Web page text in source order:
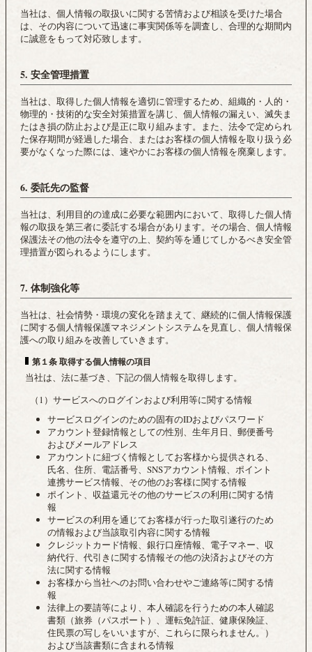
当社は、個人情報の取扱いに関する苦情および相談を受けた場合
は、その内容について迅速に事実関係等を調査し、合理的な期間内
に誠意をもって対応致します。
5. 安全管理措置
当社は、取得した個人情報を適切に管理するため、組織的・人的・
物理的・技術的な安全対策措置を講じ、個人情報の漏えい、滅失ま
たはき損の防止および是正に取り組みます。また、法令で定められ
た保存期間が経過した場合、またはお客様の個人情報を取り扱う必
要がなくなった際には、速やかにお客様の個人情報を廃棄します。
6. 委託先の監督
当社は、利用目的の達成に必要な範囲内において、取得した個人情
報の取扱を第三者に委託する場合があります。その場合、個人情報
保護法その他の法令を遵守の上、契約等を通じてしかるべき安全管
理措置が図られるようにします。
7. 体制強化等
当社は、社会情勢・環境の変化を踏まえて、継続的に個人情報保護
に関する個人情報保護マネジメントシステムを見直し、個人情報保
護への取り組みを改善していきます。
第１条 取得する個人情報の項目
当社は、法に基づき、下記の個人情報を取得します。
（1）サービスへのログインおよび利用等に関する情報
サービスログインのための固有のIDおよびパスワード
アカウント登録情報としての性別、生年月日、郵便番号
およびメールアドレス
アカウントに紐づく情報としてお客様から提供される、
氏名、住所、電話番号、SNSアカウント情報、ポイント
連携サービス情報、その他のお客様に関する情報
ポイント、収益還元その他のサービスの利用に関する情
報
サービスの利用を通じてお客様が行った取引遂行のため
の情報および当該取引内容に関する情報
クレジットカード情報、銀行口座情報、電子マネー、収
納代行、代引きに関する情報その他の決済およびその方
法に関する情報
お客様から当社へのお問い合わせやご連絡等に関する情
報
法律上の要請等により、本人確認を行うための本人確認
書類（旅券（パスポート）、運転免許証、健康保険証、
住民票の写しをいいますが、これらに限られません。）
および当該書類に含まれる情報